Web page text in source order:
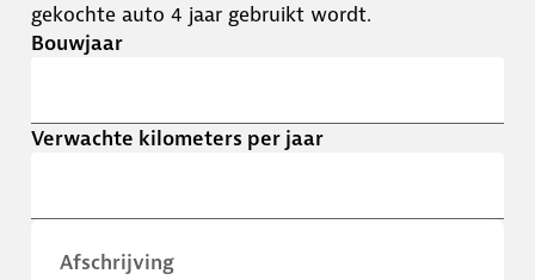
gekochte auto 4 jaar gebruikt wordt.
Bouwjaar
Verwachte kilometers per jaar
Afschrijving